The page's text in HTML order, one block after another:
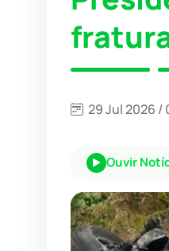
29 Jul 2026 /
Ouvir